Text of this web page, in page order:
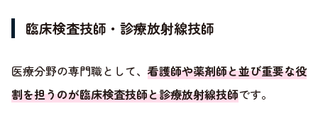
臨床検査技師・診療放射線技師
医療分野の専門職として、 看護師や薬剤師と並び重要な役
割を担うのが臨床検査技師と診療放射線技師です。